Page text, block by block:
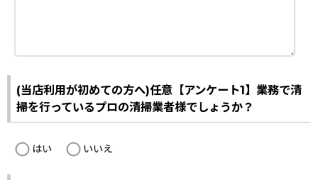
(当店利用が初めての方へ)任意【アンケート1】業務で清
掃を行っているプロの清掃業者様でしょうか？
はい いいえ